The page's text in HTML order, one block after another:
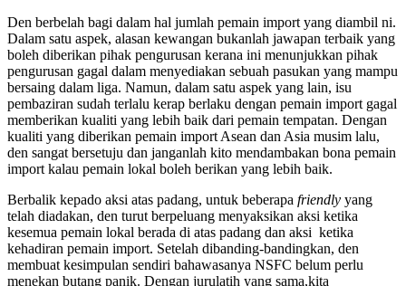
Den berbelah bagi dalam hal jumlah pemain import yang diambil ni.
Dalam satu aspek, alasan kewangan bukanlah jawapan terbaik yang
boleh diberikan pihak pengurusan kerana ini menunjukkan pihak
pengurusan gagal dalam menyediakan sebuah pasukan yang mampu
bersaing dalam liga. Namun, dalam satu aspek yang lain, isu
pembaziran sudah terlalu kerap berlaku dengan pemain import gagal
memberikan kualiti yang lebih baik dari pemain tempatan. Dengan
kualiti yang diberikan pemain import Asean dan Asia musim lalu,
den sangat bersetuju dan janganlah kito mendambakan bona pemain
import kalau pemain lokal boleh berikan yang lebih baik.
Berbalik kepado aksi atas padang, untuk beberapa friendly yang
telah diadakan, den turut berpeluang menyaksikan aksi ketika
kesemua pemain lokal berada di atas padang dan aksi ketika
kehadiran pemain import. Setelah dibanding-bandingkan, den
membuat kesimpulan sendiri bahawasanya NSFC belum perlu
menekan butang panik. Dengan jurulatih yang sama,kita